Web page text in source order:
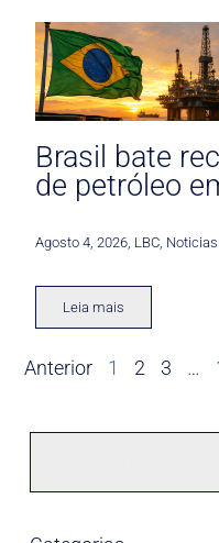
Brasil bate
de petróleo
Agosto 4, 2026 LBC Noticias
Leia mais
Anterior 1 2 3 …